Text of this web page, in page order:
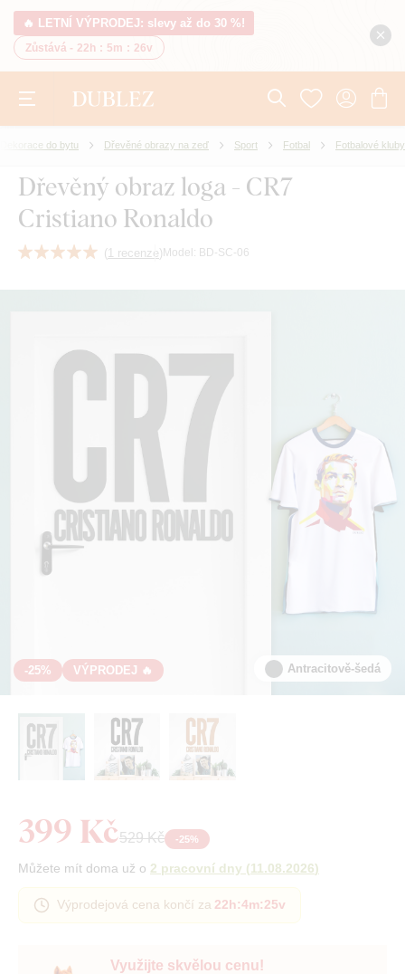
🔥 LETNÍ VÝPRODEJ: slevy až do 30 %!
Zůstává - 22h : 5m : 25v
Dekorace do bytu Dřevěné obrazy na zeď Sport Fotbal Fotbalové kluby
Dřevěný obraz loga - CR7
Cristiano Ronaldo
( 1 recenze) Model: BD-SC-06
-25% VÝPRODEJ 🔥 Antracitově-šedá
Využijte skvělou cenu!
399 Kč529 Kč -25%
Můžete mít doma už o 2 pracovní dny (11.08.2026)
Výprodejová cena končí za 22h:4m:25v